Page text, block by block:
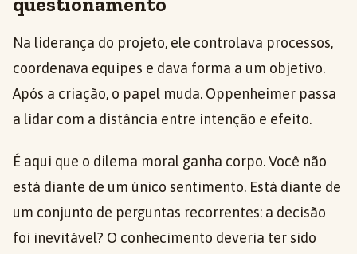
Na liderança do projeto, ele controlava processos,
coordenava equipes e dava forma a um objetivo.
Após a criação, o papel muda. Oppenheimer passa
a lidar com a distância entre intenção e efeito.
É aqui que o dilema moral ganha corpo. Você não
está diante de um único sentimento. Está diante de
um conjunto de perguntas recorrentes: a decisão
foi inevitável? O conhecimento deveria ter sido